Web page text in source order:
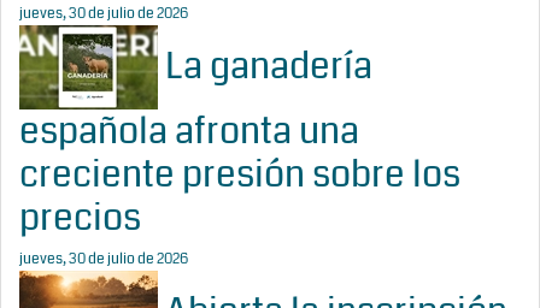
jueves, 30 de julio de 2026
La ganadería
española afronta una
creciente presión sobre los
precios
jueves, 30 de julio de 2026